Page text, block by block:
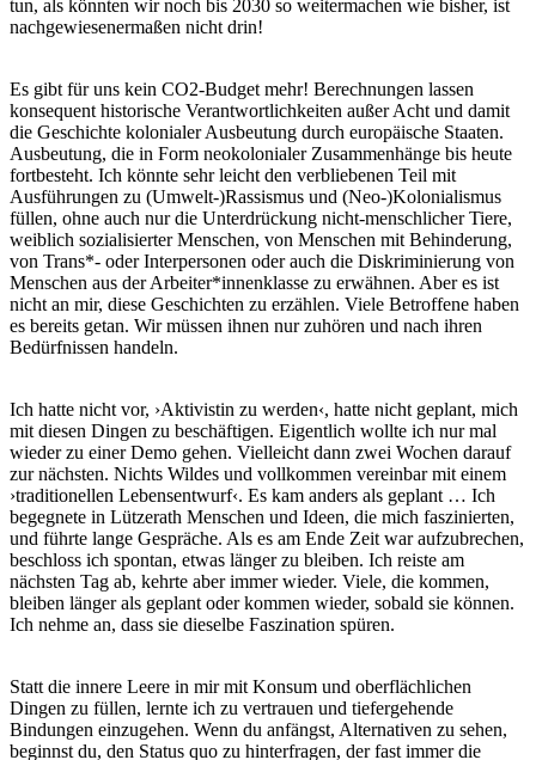
tun, als könnten wir noch bis 2030 so weitermachen wie bisher, ist
nachgewiesenermaßen nicht drin!
Es gibt für uns kein CO2-Budget mehr! Berechnungen lassen
konsequent historische Verantwortlichkeiten außer Acht und damit
die Geschichte kolonialer Ausbeutung durch europäische Staaten.
Ausbeutung, die in Form neokolonialer Zusammenhänge bis heute
fortbesteht. Ich könnte sehr leicht den verbliebenen Teil mit
Ausführungen zu (Umwelt-)Rassismus und (Neo-)Kolonialismus
füllen, ohne auch nur die Unterdrückung nicht-menschlicher Tiere,
weiblich sozialisierter Menschen, von Menschen mit Behinderung,
von Trans*- oder Interpersonen oder auch die Diskriminierung von
Menschen aus der Arbeiter*innenklasse zu erwähnen. Aber es ist
nicht an mir, diese Geschichten zu erzählen. Viele Betroffene haben
es bereits getan. Wir müssen ihnen nur zuhören und nach ihren
Bedürfnissen handeln.
Ich hatte nicht vor, ›Aktivistin zu werden‹, hatte nicht geplant, mich
mit diesen Dingen zu beschäftigen. Eigentlich wollte ich nur mal
wieder zu einer Demo gehen. Vielleicht dann zwei Wochen darauf
zur nächsten. Nichts Wildes und vollkommen vereinbar mit einem
›traditionellen Lebensentwurf‹. Es kam anders als geplant … Ich
begegnete in Lützerath Menschen und Ideen, die mich faszinierten,
und führte lange Gespräche. Als es am Ende Zeit war aufzubrechen,
beschloss ich spontan, etwas länger zu bleiben. Ich reiste am
nächsten Tag ab, kehrte aber immer wieder. Viele, die kommen,
bleiben länger als geplant oder kommen wieder, sobald sie können.
Ich nehme an, dass sie dieselbe Faszination spüren.
Statt die innere Leere in mir mit Konsum und oberflächlichen
Dingen zu füllen, lernte ich zu vertrauen und tiefergehende
Bindungen einzugehen. Wenn du anfängst, Alternativen zu sehen,
beginnst du, den Status quo zu hinterfragen, der fast immer die